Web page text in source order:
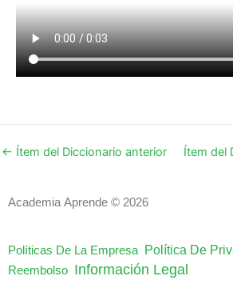
← Ítem del Diccionario anterior Ítem del
Academia Aprende © 2026
Políticas De La Empresa Política De
Reembolso Información Legal